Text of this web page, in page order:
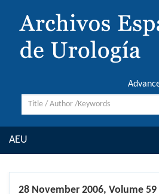
AEU
28 November 2006, Volume 59